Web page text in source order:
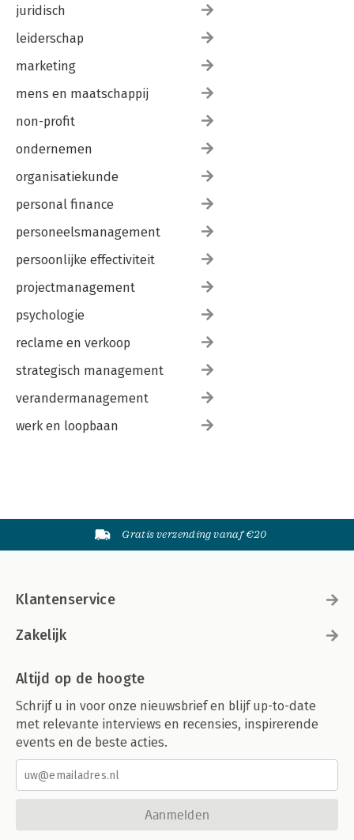
juridisch
leiderschap
marketing
mens en maatschappij
non-profit
ondernemen
organisatiekunde
personal finance
personeelsmanagement
persoonlijke effectiviteit
projectmanagement
psychologie
reclame en verkoop
strategisch management
verandermanagement
werk en loopbaan
Gratis verzending vanaf €20
Klantenservice
Zakelijk
Altijd op de hoogte
Schrijf u in voor onze nieuwsbrief en blijf up-to-date
met relevante interviews en recensies, inspirerende
events en de beste acties.
Aanmelden